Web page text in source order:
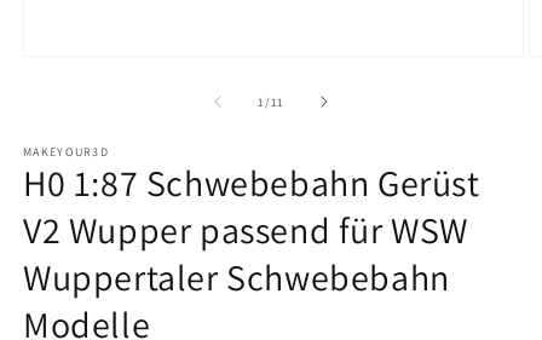
1 /von
11
MAKEYOUR3D
H0 1:87 Schwebebahn Gerüst
V2 Wupper passend für WSW
Wuppertaler Schwebebahn
Modelle